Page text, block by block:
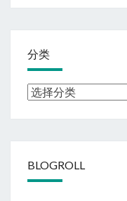
分类
分
BLOGROLL